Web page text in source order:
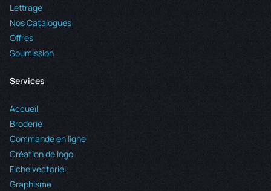
Lettrage
Nos Catalogues
Offres
Soumission
Services
Accueil
Broderie
Commande en ligne
Création de logo
Fiche vectoriel
Graphisme